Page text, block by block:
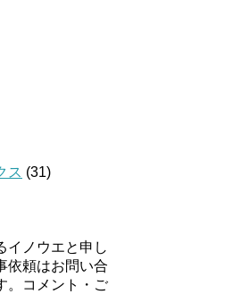
ス (31)
イノウエと申し
依頼はお問い合
。コメント・ご